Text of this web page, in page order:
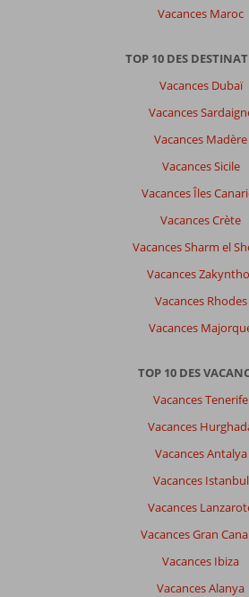
Vacances Maroc
TOP 10 DES
Vacances Dubaï
Vacances
Vacances Madère
Vacances Sicile
Vacances Îles
Vacances Crète
Vacances Sharm el
Vacances
Vacances Rhodes
Vacances
TOP 10 DES
Vacances Tenerife
Vacances
Vacances Antalya
Vacances Istanbul
Vacances
Vacances Gran
Vacances Ibiza
Vacances Alanya